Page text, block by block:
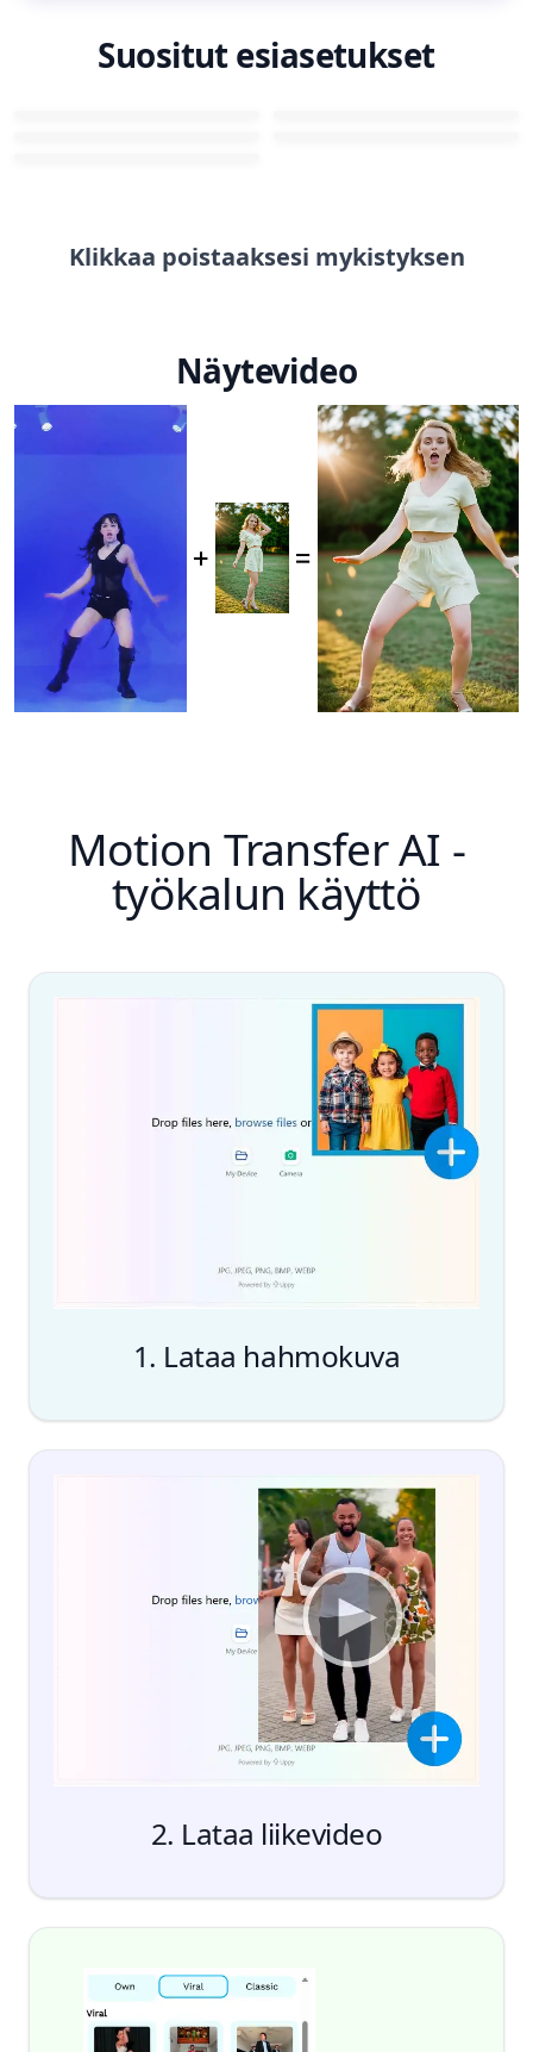
Suositut esiasetukset
Klikkaa poistaaksesi mykistyksen
Näytevideo
Motion Transfer AI -
työkalun käyttö
1. Lataa hahmokuva
2. Lataa liikevideo